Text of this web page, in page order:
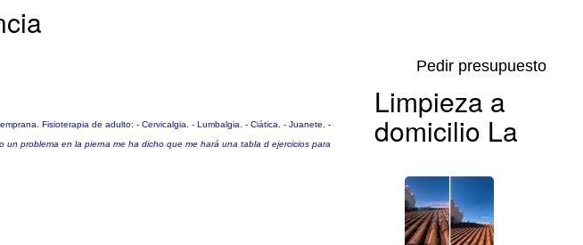
Fisioterapia de adulto: - Cervicalgia. - Lumbalgia. - Ciática. - Juanete. -
problema en la pierna me ha dicho que me hará una tabla d ejercicios para
Pedir presupuesto
Limpieza a
domicilio La